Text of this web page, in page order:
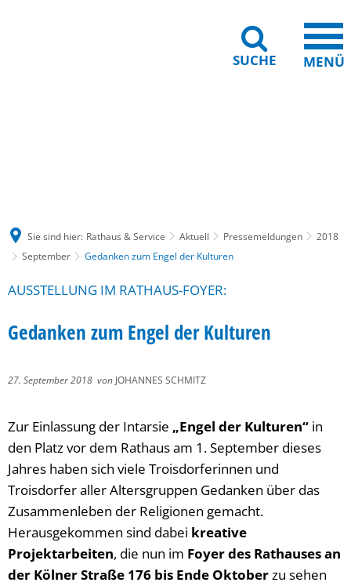
SUCHE MENÜ
Sie sind hier: Rathaus & Service Aktuell Pressemeldungen
2018
September
Gedanken zum Engel der Kulturen
AUSSTELLUNG IM RATHAUS-FOYER:
Gedanken zum Engel der Kulturen
27. September 2018 von JOHANNES SCHMITZ
Zur Einlassung der Intarsie „Engel der Kulturen“ in
den Platz vor dem Rathaus am 1. September dieses
Jahres haben sich viele Troisdorferinnen und
Troisdorfer aller Altersgruppen Gedanken über das
Zusammenleben der Religionen gemacht.
Herausgekommen sind dabei kreative
Projektarbeiten, die nun im Foyer des Rathauses an
der Kölner Straße 176 bis Ende Oktoberzu sehen